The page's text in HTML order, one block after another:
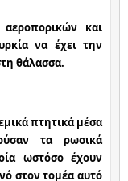
και
να έχει την
θάλασσα.
πτητικά μέσα
τα ρωσικά
ωστόσο έχουν
στον τομέα αυτό